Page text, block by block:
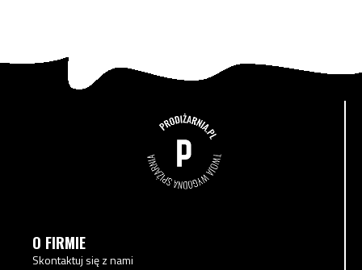
O FIRMIE
Skontaktuj się z nami